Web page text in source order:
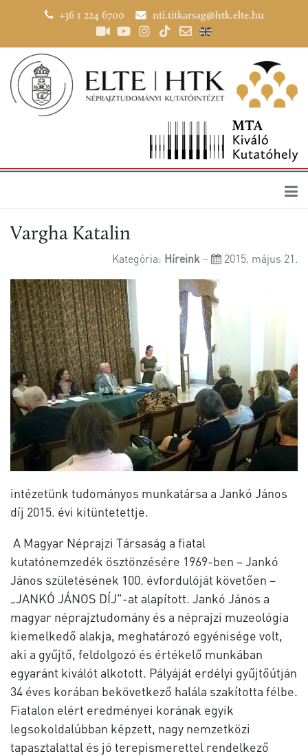
+36 1 224 6700 nti.titkarsag@htk.elte.hu
Vargha Katalin
Kategória: Híreink 2015. május 21.
intézetünk tudományos munkatársa a Jankó János
díj 2015. évi kitüntetettje.
A Magyar Néprajzi Társaság a fiatal
kutatónemzedék ösztönzésére 1969-ben – Jankó
János születésének 100. évfordulóját követően –
„JANKÓ JÁNOS DÍJ"-at alapított. Jankó János a
magyar néprajztudomány és a néprajzi muzeológia
kiemelkedő alakja, meghatározó egyénisége volt,
aki a gyűjtő, feldolgozó és értékelő munkában
egyaránt kiválót alkotott. Pályáját erdélyi gyűjtőútján
34 éves korában bekövetkező halála szakította félbe.
Fiatalon elért eredményei korának egyik
legsokoldalúbban képzett, nagy nemzetközi
tapasztalattal és jó terepismerettel rendelkező